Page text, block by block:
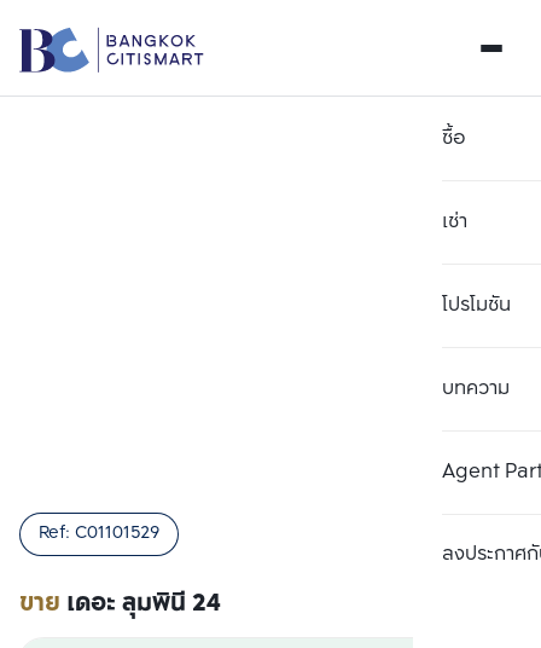
ซื้อ
เช่า
โปรโมชัน
บทความ
Agent
ลงประกาศกั
ขาย เดอะ ลุมพินี 24
Ref: C01101529